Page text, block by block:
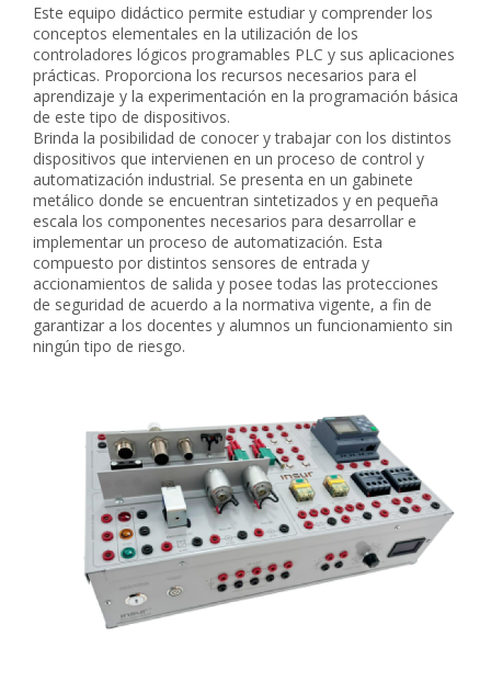
Este equipo didáctico permite estudiar y comprender los
conceptos elementales en la utilización de los
controladores lógicos programables PLC y sus aplicaciones
prácticas. Proporciona los recursos necesarios para el
aprendizaje y la experimentación en la programación básica
de este tipo de dispositivos.
Brinda la posibilidad de conocer y trabajar con los distintos
dispositivos que intervienen en un proceso de control y
automatización industrial. Se presenta en un gabinete
metálico donde se encuentran sintetizados y en pequeña
escala los componentes necesarios para desarrollar e
implementar un proceso de automatización. Esta
compuesto por distintos sensores de entrada y
accionamientos de salida y posee todas las protecciones
de seguridad de acuerdo a la normativa vigente, a fin de
garantizar a los docentes y alumnos un funcionamiento sin
ningún tipo de riesgo.